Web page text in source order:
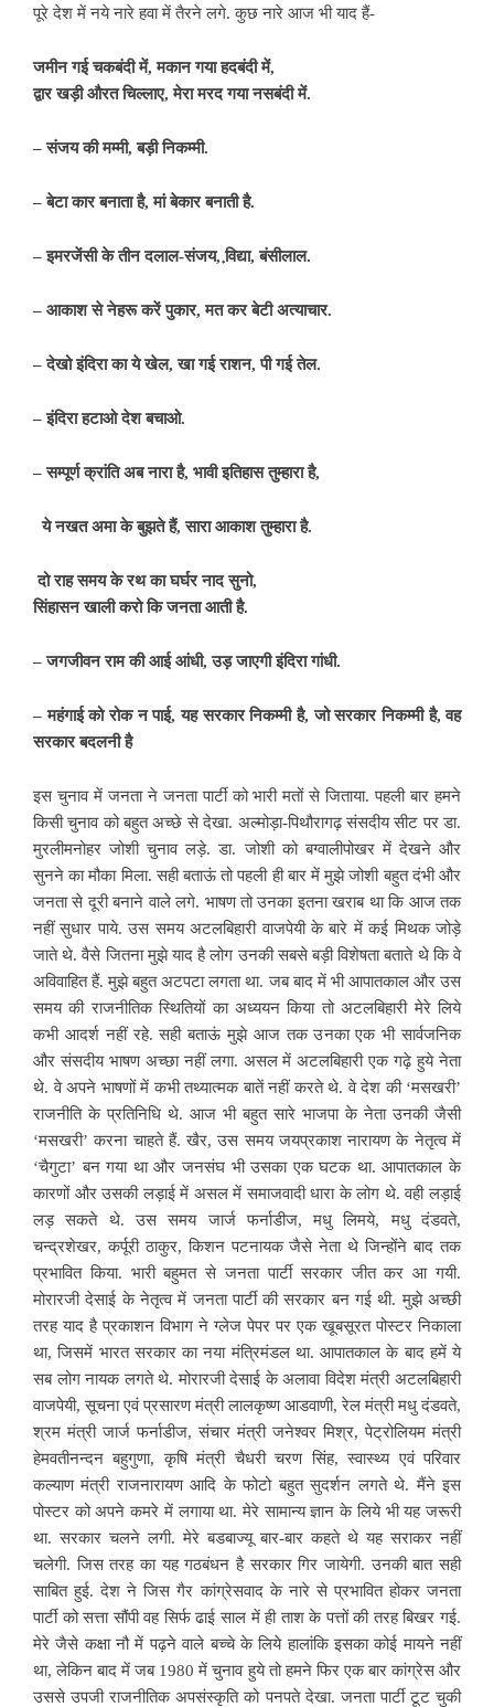
पूरे देश में नये नारे हवा में तैरने लगे. कुछ नारे आज भी याद हैं-
जमीनगईचकबंदीमें,मकानगयाहदबंदीमें,
द्वारखड़ीऔरतचिल्लाए,मेरामरदगयानसबंदीमें.
–संजयकीमम्मी,बड़ीनिकम्मी.
–बेटाकारबनाताहै,मांबेकारबनातीहै.
–इमरजेंसीकेतीनदलाल-संजय,वि़द्या,बंसीलाल.
– आकाशसेनेहरूकरेंपुकार,मतकरबेटीअत्याचार.
–देखोइंदिराकायेखेल,खागईराशन,पीगईतेल.
–इंदिराहटाओदेशबचाओ.
–सम्पूर्णक्रांतिअबनाराहै, भावीइतिहासतुम्हाराहै,
येनखतअमाकेबुझतेहैं,साराआकाशतुम्हाराहै.
दोराहसमयकेरथकाघर्घरनादसुनो,
सिंहासनखालीकरोकिजनताआतीहै.
–जगजीवनरामकीआईआंधी,उड़जाएगीइंदिरागांधी.
–महंगाईकोरोकनपाई,यहसरकारनिकम्मीहै,जोसरकारनिकम्मीहै,वह
सरकारबदलनीहै
इस चुनाव में जनता ने जनता पार्टी को भारी मतों से जिताया. पहली बार हमने
किसी चुनाव को बहुत अच्छे से देखा. अल्मोड़ा-पिथौरागढ़ संसदीय सीट पर डा.
मुरलीमनोहर जोशी चुनाव लड़े. डा. जोशी को बग्वालीपोखर में देखने और
सुनने का मौका मिला. सही बताऊं तो पहली ही बार में मुझे जोशी बहुत दंभी और
जनता से दूरी बनाने वाले लगे. भाषण तो उनका इतना खराब था कि आज तक
नहीं सुधार पाये. उस समय अटलबिहारी वाजपेयी के बारे में कई मिथक जोड़े
जाते थे. वैसे जितना मुझे याद है लोग उनकी सबसे बड़ी विशेषता बताते थे कि वे
अविवाहित हैं. मुझे बहुत अटपटा लगता था. जब बाद में भी आपातकाल और उस
समय की राजनीतिक स्थितियों का अध्ययन किया तो अटलबिहारी मेरे लिये
कभी आदर्श नहीं रहे. सही बताऊं मुझे आज तक उनका एक भी सार्वजनिक
और संसदीय भाषण अच्छा नहीं लगा. असल में अटलबिहारी एक गढ़े हुये नेता
थे. वे अपने भाषणों में कभी तथ्यात्मक बातें नहीं करते थे. वे देश की ‘मसखरी’
राजनीति के प्रतिनिधि थे. आज भी बहुत सारे भाजपा के नेता उनकी जैसी
‘मसखरी’ करना चाहते हैं. खैर, उस समय जयप्रकाश नारायण के नेतृत्व में
‘चैगुटा’ बन गया था और जनसंघ भी उसका एक घटक था. आपातकाल के
कारणों और उसकी लड़ाई में असल में समाजवादी धारा के लोग थे. वही लड़ाई
लड़ सकते थे. उस समय जार्ज फर्नाडीज, मधु लिमये, मधु दंडवते,
चन्द्रशेखर, कर्पूरी ठाकुर, किशन पटनायक जैसे नेता थे जिन्होंने बाद तक
प्रभावित किया. भारी बहुमत से जनता पार्टी सरकार जीत कर आ गयी.
मोरारजी देसाई के नेतृत्व में जनता पार्टी की सरकार बन गई थी. मुझे अच्छी
तरह याद है प्रकाशन विभाग ने ग्लेज पेपर पर एक खूबसूरत पोस्टर निकाला
था, जिसमें भारत सरकार का नया मंत्रिमंडल था. आपातकाल के बाद हमें ये
सब लोग नायक लगते थे. मोरारजी देसाई के अलावा विदेश मंत्री अटलबिहारी
वाजपेयी, सूचना एवं प्रसारण मंत्री लालकृष्ण आडवाणी, रेल मंत्री मधु दंडवते,
श्रम मंत्री जार्ज फर्नाडीज, संचार मंत्री जनेश्वर मिश्र, पेट्रोलियम मंत्री
हेमवतीनन्दन बहुगुणा, कृषि मंत्री चैधरी चरण सिंह, स्वास्थ्य एवं परिवार
कल्याण मंत्री राजनारायण आदि के फोटो बहुत सुदर्शन लगते थे. मैंने इस
पोस्टर को अपने कमरे में लगाया था. मेरे सामान्य ज्ञान के लिये भी यह जरूरी
था. सरकार चलने लगी. मेरे बडबाज्यू बार-बार कहते थे यह सराकर नहीं
चलेगी. जिस तरह का यह गठबंधन है सरकार गिर जायेगी. उनकी बात सही
साबित हुई. देश ने जिस गैर कांग्रेसवाद के नारे से प्रभावित होकर जनता
पार्टी को सत्ता सौंपी वह सिर्फ ढाई साल में ही ताश के पत्तों की तरह बिखर गई.
मेरे जैसे कक्षा नौ में पढ़ने वाले बच्चे के लिये हालांकि इसका कोई मायने नहीं
था, लेकिन बाद में जब 1980 में चुनाव हुये तो हमने फिर एक बार कांग्रेस और
उससे उपजी राजनीतिक अपसंस्कृति को पनपते देखा. जनता पार्टी टूट चुकी